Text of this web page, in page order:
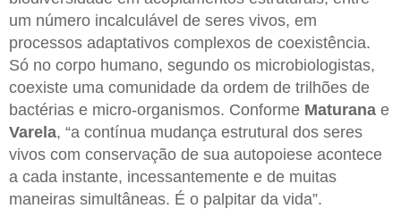
um número incalculável de seres vivos, em
processos adaptativos complexos de coexistência.
Só no corpo humano, segundo os microbiologistas,
coexiste uma comunidade da ordem de trilhões de
bactérias e micro-organismos. Conforme Maturana e
Varela, “a contínua mudança estrutural dos seres
vivos com conservação de sua autopoiese acontece
a cada instante, incessantemente e de muitas
maneiras simultâneas. É o palpitar da vida”.